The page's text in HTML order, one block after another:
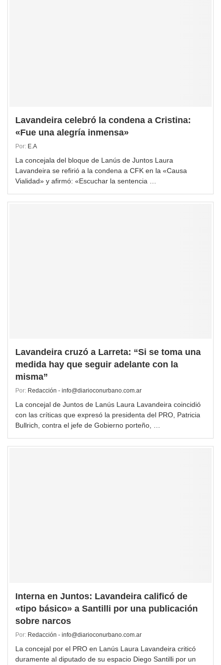
Lavandeira celebró la condena a Cristina:
«Fue una alegría inmensa»
Por: E.A
La concejala del bloque de Lanús de Juntos Laura
Lavandeira se refirió a la condena a CFK en la «Causa
Vialidad» y afirmó: «Escuchar la sentencia …
Lavandeira cruzó a Larreta: “Si se toma una
medida hay que seguir adelante con la
misma”
Por: Redacción - info@diarioconurbano.com.ar
La concejal de Juntos de Lanús Laura Lavandeira coincidió
con las críticas que expresó la presidenta del PRO, Patricia
Bullrich, contra el jefe de Gobierno porteño, …
Interna en Juntos: Lavandeira calificó de
«tipo básico» a Santilli por una publicación
sobre narcos
Por: Redacción - info@diarioconurbano.com.ar
La concejal por el PRO en Lanús Laura Lavandeira criticó
duramente al diputado de su espacio Diego Santilli por un